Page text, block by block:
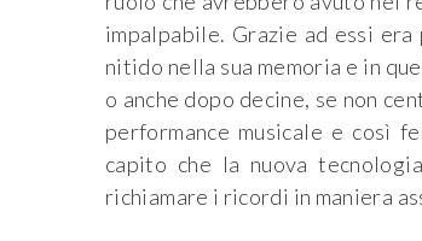
impalpabile. Grazie ad essi
nitido nella sua memoria e in
o anche dopo decine, se non
performance musicale e così
capito che la nuova
richiamare i ricordi in maniera